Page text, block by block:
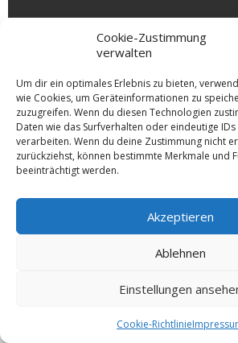
Cookie-Zustimmung
verwalten
Um dir ein optimales Erlebnis zu bieten,
wie Cookies, um Geräteinformationen zu
zuzugreifen. Wenn du diesen Technologien
Daten wie das Surfverhalten oder eindeutige
verarbeiten. Wenn du deine Zustimmung nicht
zurückziehst, können bestimmte Merkmale und
beeinträchtigt werden.
Akzeptieren
Ablehnen
Einstellungen
Cookie-Richtlinie
Download [510.78 KB]